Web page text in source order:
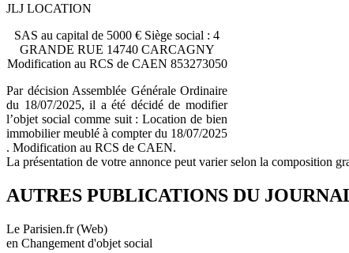
JLJ LOCATION
SAS au capital de 5000 € Siège social : 4
GRANDE RUE 14740 CARCAGNY
Modification au RCS de CAEN 853273050
Par décision Assemblée Générale Ordinaire
du 18/07/2025, il a été décidé de modifier
l’objet social comme suit : Location de bien
immobilier meublé à compter du 18/07/2025
. Modification au RCS de CAEN.
La présentation de votre annonce peut varier selon la composition
AUTRES PUBLICATIONS DU
Le Parisien.fr (Web)
en Changement d'objet social